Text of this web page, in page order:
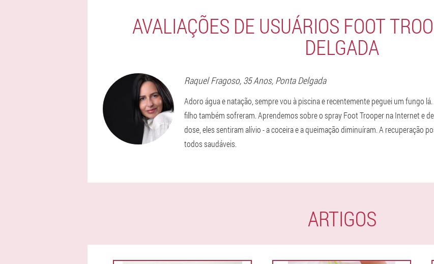
AVALIAÇÕES DE USUÁRIOS FOOT
DELGADA
Raquel Fragoso, 35 Anos, Ponta Delgada
Adoro água e natação, sempre vou à piscina e recentemente peguei um fungo
filho também sofreram. Aprendemos sobre o spray Foot Trooper na Internet e
dose, eles sentiram alívio - a coceira e a queimação diminuíram. A recuperação
todos saudáveis.
ARTIGOS